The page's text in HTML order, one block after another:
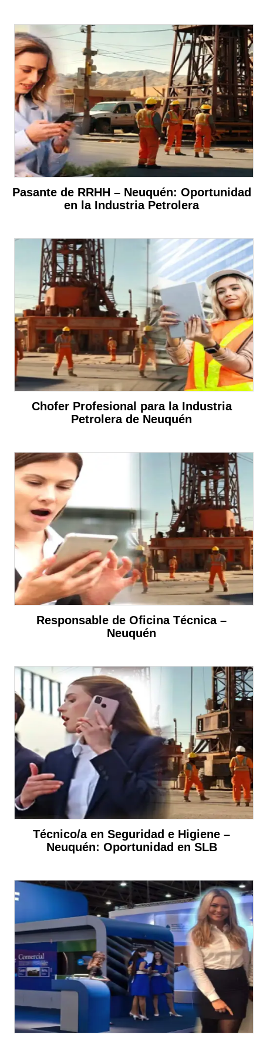
Pasante de RRHH – Neuquén: Oportunidad
en la Industria Petrolera
Chofer Profesional para la Industria
Petrolera de Neuquén
Responsable de Oficina Técnica –
Neuquén
Técnico/a en Seguridad e Higiene –
Neuquén: Oportunidad en SLB